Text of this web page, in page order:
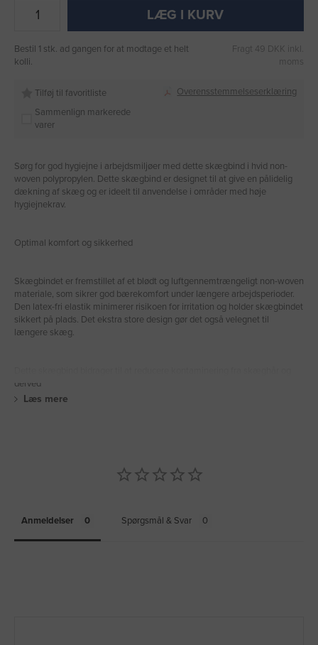
LÆG I KURV
Bestil 1 stk. ad gangen for at modtage et helt
kolli.
Fragt 49 DKK inkl.
moms
Tilføj til favoritliste
Sammenlign markerede
varer
Overensstemmelseserklæring
Sørg for god hygiejne i arbejdsmiljøer med dette skægbind i hvid non-
woven polypropylen. Dette skægbind er designet til at give en pålidelig
dækning af skæg og er ideelt til anvendelse i områder med høje
hygiejnekrav.
Optimal komfort og sikkerhed
Skægbindet er fremstillet af et blødt og luftgennemtrængeligt non-woven
materiale, som sikrer god bærekomfort under længere arbejdsperioder.
Den latex-fri elastik minimerer risikoen for irritation og holder skægbindet
sikkert på plads. Det ekstra store design gør det også velegnet til
længere skæg.
derved
Læs mere
Anmeldelser Spørgsmål & Svar